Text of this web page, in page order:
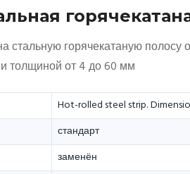
стальную горячекатаную
толщиной от 4 до 60 мм
Hot-rolled steel strip.
стандарт
заменён